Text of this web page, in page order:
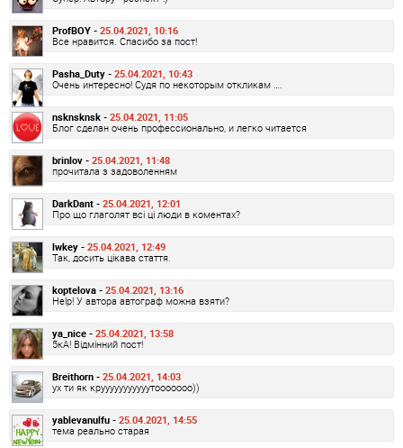
ProfBOY - 25.04.2021, 10:16
Все нравится. Спасибо за пост!
Pasha_Duty - 25.04.2021, 10:43
Очень интересно! Судя по некоторым откликам ….
nsknsknsk - 25.04.2021, 11:05
Блог сделан очень профессионально, и легко читается
brinlov - 25.04.2021, 11:48
прочитала з задоволенням
DarkDant - 25.04.2021, 12:01
Про що глаголят всі ці люди в коментах?
lwkey - 25.04.2021, 12:49
Так, досить цікава стаття.
koptelova - 25.04.2021, 13:16
Help! У автора автограф можна взяти?
ya_nice - 25.04.2021, 13:58
5кА! Відмінний пост!
Breithorn - 25.04.2021, 14:03
ух ти як крууууууууууутооооооо))
yablevanulfu - 25.04.2021, 14:55
тема реально старая